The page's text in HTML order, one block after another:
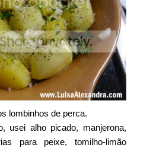
lombinhos de perca.
usei alho picado, manjerona,
para peixe, tomilho-limão